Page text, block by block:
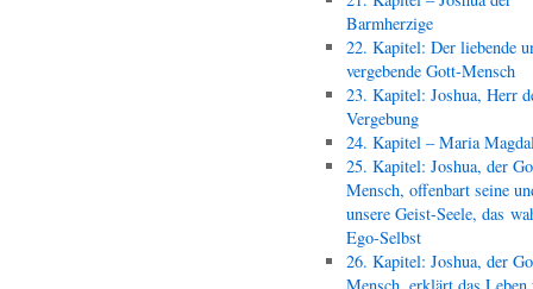
Barmherzige
22. Kapitel: Der liebende
vergebende Gott-Mensch
23. Kapitel: Joshua, Herr
Vergebung
24. Kapitel – Maria
25. Kapitel: Joshua, der
Mensch, offenbart seine
unsere Geist-Seele, das
Ego-Selbst
26. Kapitel: Joshua, der